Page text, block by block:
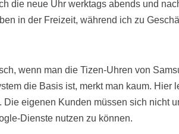
die neue Uhr werktags abends und
in der Freizeit, während ich zu
wenn man die Tizen-Uhren von
die Basis ist, merkt man kaum. Hier
Die eigenen Kunden müssen sich nicht
Dienste nutzen zu können.